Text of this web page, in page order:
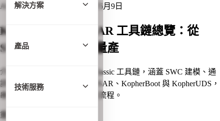
解決方案
產品
技術服務
AUTOSAR更新日期: 2026年5月9日
KopherBit AUTOSAR 工具鏈總覽：從
SWC 設計到 ECU 量產
介紹 KopherBit AUTOSAR Classic 工具鏈，涵蓋 SWC 建模、通
訊矩陣、BSW 配置、KopherSAR、KopherBoot 與 KopherUDS，
串接 ECU 設計、燒錄及診斷流程。
重點摘要